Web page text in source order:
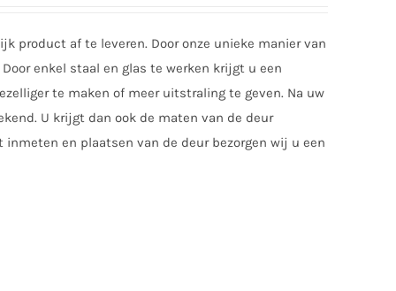
product af te leveren. Door onze unieke manier van
enkel staal en glas te werken krijgt u een
te maken of meer uitstraling te geven. Na uw
U krijgt dan ook de maten van de deur
en plaatsen van de deur bezorgen wij u een